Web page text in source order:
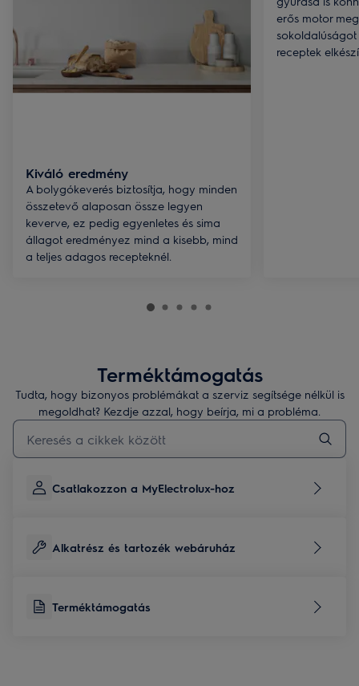
Kiváló eredmény
A bolygókeverés biztosítja, hogy minden
összetevő alaposan össze legyen
keverve, ez pedig egyenletes és sima
állagot eredményez mind a kisebb, mind
a teljes adagos recepteknél.
erős motor
receptek
Terméktámogatás
Tudta, hogy bizonyos problémákat a szerviz segítsége nélkül is
megoldhat? Kezdje azzal, hogy beírja, mi a probléma.
Kezdjen el gépelni a terméktámogatási cikkek kereséséhez
Csatlakozzon a MyElectrolux-hoz
Alkatrész és tartozék webáruház
Terméktámogatás